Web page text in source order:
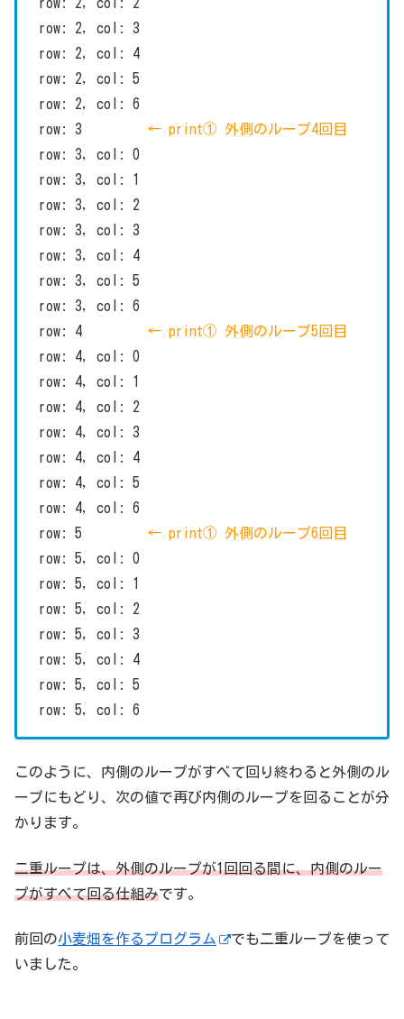
row: 2, col: 3
row: 2, col: 4
row: 2, col: 5
row: 2, col: 6
row: 3 ← print① 外側のループ4回目
row: 3, col: 0
row: 3, col: 1
row: 3, col: 2
row: 3, col: 3
row: 3, col: 4
row: 3, col: 5
row: 3, col: 6
row: 4 ← print① 外側のループ5回目
row: 4, col: 0
row: 4, col: 1
row: 4, col: 2
row: 4, col: 3
row: 4, col: 4
row: 4, col: 5
row: 4, col: 6
row: 5 ← print① 外側のループ6回目
row: 5, col: 0
row: 5, col: 1
row: 5, col: 2
row: 5, col: 3
row: 5, col: 4
row: 5, col: 5
row: 5, col: 6
このように、内側のループがすべて回り終わると外側のル
ープにもどり、次の値で再び内側のループを回ることが分
かります。
二重ループは、外側のループが1回回る間に、内側のルー
プがすべて回る仕組みです。
前回の小麦畑を作るプログラム
でも二重ループを使って
いました。